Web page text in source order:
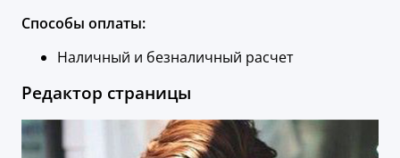
Способы оплаты:
Наличный и безналичный расчет
Редактор страницы